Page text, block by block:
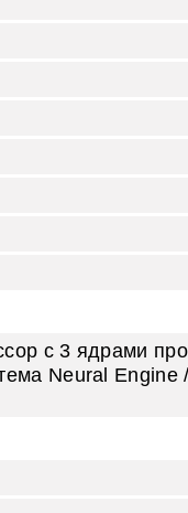
с 3 ядрами
Neural